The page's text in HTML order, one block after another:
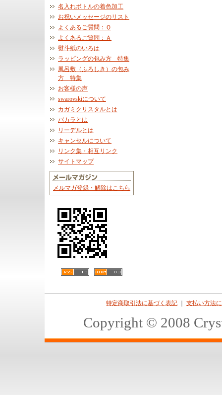
名入れボトルの着色加工
お祝いメッセージのリスト
よくあるご質問：Ｑ
よくあるご質問：Ａ
熨斗紙のいろは
ラッピングの包み方 特集
風呂敷（ふろしき）の包み
方 特集
お客様の声
swarovskiについて
カガミクリスタルとは
バカラとは
リーデルとは
キャンセルについて
リンク集・相互リンク
サイトマップ
メルマガ登録・解除はこちら
特定商取引法に基づく表記 支払い方法
Copyright © 2008